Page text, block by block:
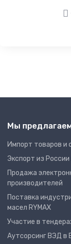
Мы
Импорт товаров и
Экспорт из
Продажа
производителей
Поставка
масел RYMAX
Участие в
Аутсорсинг ВЭД в